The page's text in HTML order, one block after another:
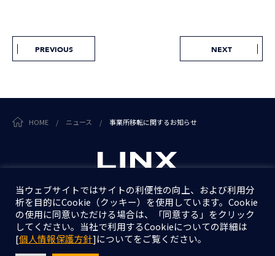
PREVIOUS NEXT
HOME / ニュース / 事業所移転に関するお知らせ
個人情報保護方針
情報セキュリティ基本方針
当ウェブサイトではサイトの利便性の向上、および利用分
析を目的にCookie（クッキー）を使用しています。Cookie
の使用に同意いただける場合は、「同意する」をクリック
してください。当社で利用するCookieについての詳細は
[個人情報保護方針]についてをご覧ください。